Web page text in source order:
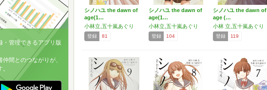
シノハユ the dawn of
age(1…
小林立,五十嵐あぐり
登録 81
シノハユ the dawn of
age(1…
小林立,五十嵐あぐり
登録 104
シノハユ the dawn of
age (…
小林 立,五十嵐あぐり
登録 119
・管理できるアプリ版
間とのつながりが、